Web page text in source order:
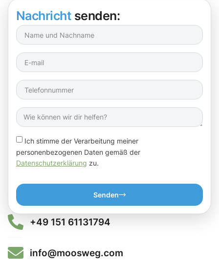
Nachricht senden:
Ich stimme der Verarbeitung meiner
personenbezogenen Daten gemäß der
Datenschutzerklärung zu.
Senden
+49 151 61131794
info@moosweg.com